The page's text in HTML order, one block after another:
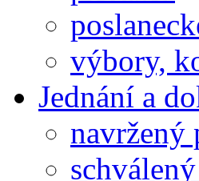
výbory,
Jednání a
navržený